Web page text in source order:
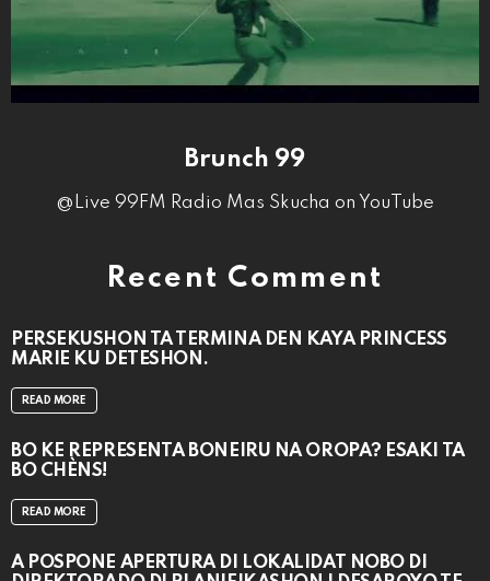
Brunch 99
@Live 99FM Radio Mas Skucha on YouTube
Recent Comment
PERSEKUSHON TA TERMINA DEN KAYA PRINCESS
MARIE KU DETESHON.
READ MORE
BO KE REPRESENTÁ BONEIRU NA OROPA? ESAKI TA
BO CHÈNS!
READ MORE
A POSPONÉ APERTURA DI LOKALIDAT NOBO DI